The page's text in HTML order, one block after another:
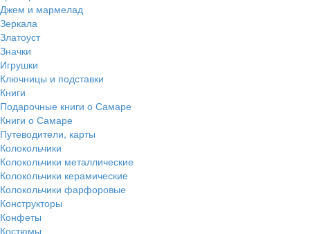
Джем и мармелад
Зеркала
Златоуст
Значки
Игрушки
Ключницы и подставки
Книги
Подарочные книги о Самаре
Книги о Самаре
Путеводители, карты
Колокольчики
Колокольчики металлические
Колокольчики керамические
Колокольчики фарфоровые
Конструкторы
Конфеты
Костюмы